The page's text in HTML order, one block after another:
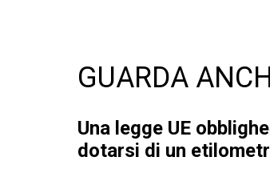
GUARDA
Una legge UE
dotarsi di un